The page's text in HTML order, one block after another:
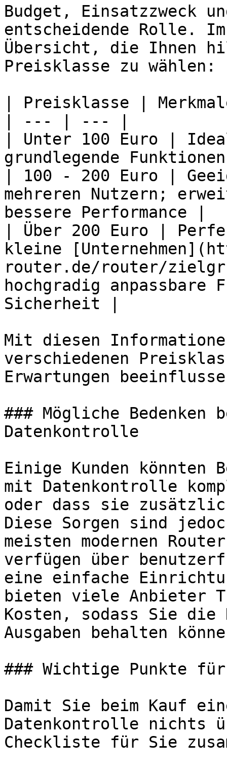
Budget, Einsatzzweck
entscheidende Rolle.
Übersicht, die Ihnen
Preisklasse zu wählen:
| Preisklasse |
| --- | --- |
| Unter 100 Euro |
grundlegende
| 100 - 200 Euro |
mehreren Nutzern;
bessere Performance |
| Über 200 Euro |
kleine
router.de/router/
hochgradig anpassbare
Sicherheit |
Mit diesen
verschiedenen
Erwartungen
### Mögliche Bedenken
Datenkontrolle
Einige Kunden könnten
mit Datenkontrolle
oder dass sie
Diese Sorgen sind
meisten modernen
verfügen über
eine einfache
bieten viele Anbieter
Kosten, sodass Sie
Ausgaben behalten
### Wichtige Punkte
Damit Sie beim Kauf
Datenkontrolle nichts
Checkliste für Sie